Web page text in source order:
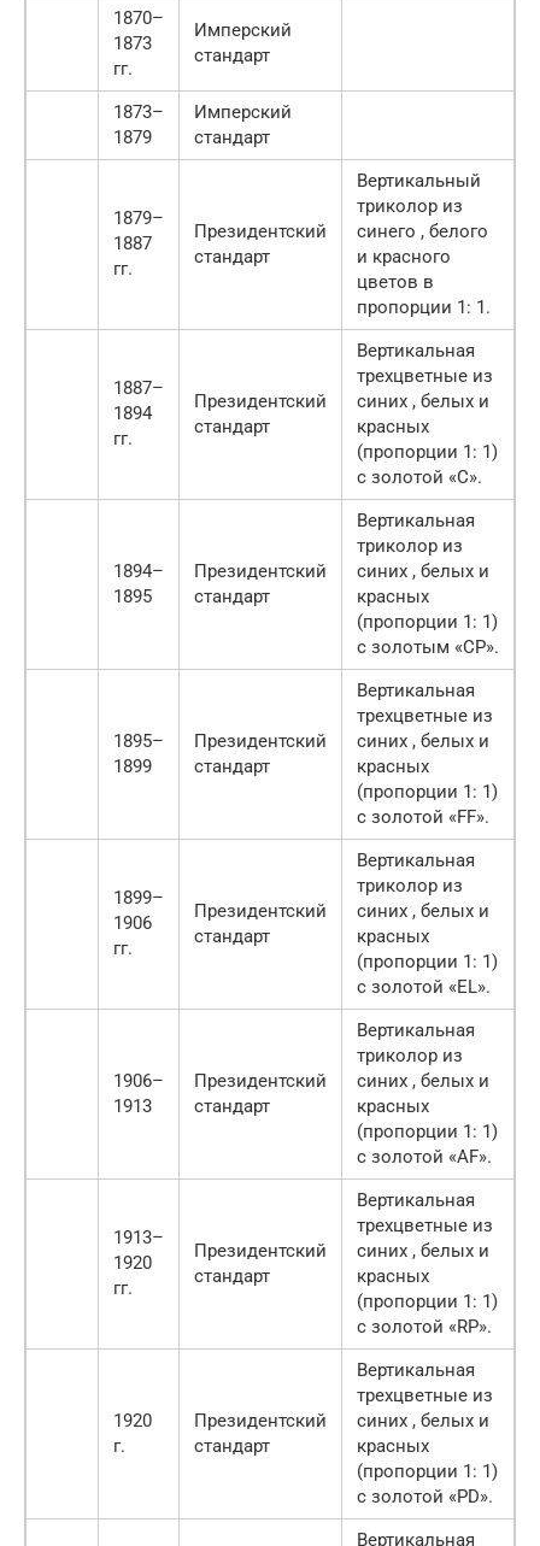
1870–
1873
гг.
Имперский
стандарт
1873–
1879
Имперский
стандарт
1879–
1887
гг.
Президентский
стандарт
Вертикальный
триколор из
синего , белого
и красного
цветов в
пропорции 1: 1.
1887–
1894
гг.
Президентский
стандарт
Вертикальная
трехцветные из
синих , белых и
красных
(пропорции 1: 1)
с золотой «C».
1894–
1895
Президентский
стандарт
Вертикальная
триколор из
синих , белых и
красных
(пропорции 1: 1)
с золотым «СР».
1895–
1899
Президентский
стандарт
Вертикальная
трехцветные из
синих , белых и
красных
(пропорции 1: 1)
с золотой «FF».
1899–
1906
гг.
Президентский
стандарт
Вертикальная
триколор из
синих , белых и
красных
(пропорции 1: 1)
с золотой «EL».
1906–
1913
Президентский
стандарт
Вертикальная
триколор из
синих , белых и
красных
(пропорции 1: 1)
с золотой «AF».
1913–
1920
гг.
Президентский
стандарт
Вертикальная
трехцветные из
синих , белых и
красных
(пропорции 1: 1)
с золотой «RP».
1920
г.
Президентский
стандарт
Вертикальная
трехцветные из
синих , белых и
красных
(пропорции 1: 1)
с золотой «PD».
Вертикальная